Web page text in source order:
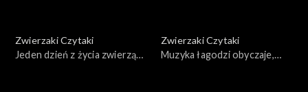
Zwierzaki Czytaki
Jeden dzień z życia zwierząt
Zwierzaki Czytaki
Muzyka łagodzi obyczaje,